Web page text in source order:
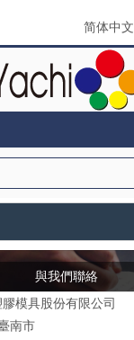
简体中文
與我們聯絡
模具股份有限公司
南市